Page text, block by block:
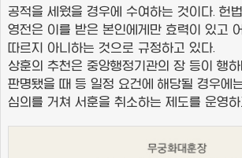
공적을 세웠을 경우에 수여하는 것이다. 헌
영전은 이를 받은 본인에게만 효력이 있고
따르지 아니하는 것으로 규정하고 있다.
상훈의 추천은 중앙행정기관의 장 등이 행
판명됐을 때 등 일정 요건에 해당될 경우에
심의를 거쳐 서훈을 취소하는 제도를 운영하